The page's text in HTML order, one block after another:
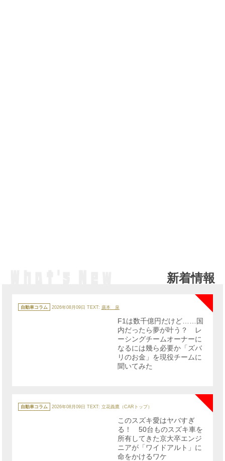
新着情報
テ
ゴ
自動車コラム 2026年08月09日 TEXT: 廣本 泉
NEW
F1は数千億円だけど……国
内だったら夢が叶う？ レ
ーシングチームオーナーに
なるには幾ら必要か「ズバ
リのお金」を現役チームに
聞いてみた
テ
ゴ
自動車コラム 2026年08月09日 TEXT: 立花義鷹（CARトップ）
このスズキ愛はヤバすぎ
る！ 50台ものスズキ車を
所有してきた京大卒エンジ
ニアが「ワイドアルト」に
命をかけるワケ